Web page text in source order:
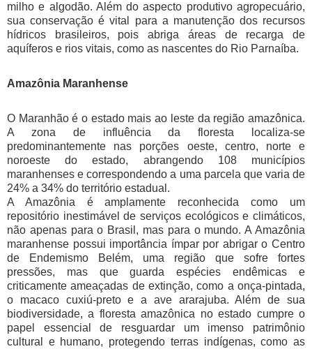
milho e algodão. Além do aspecto produtivo agropecuário,
sua conservação é vital para a manutenção dos recursos
hídricos brasileiros, pois abriga áreas de recarga de
aquíferos e rios vitais, como as nascentes do Rio Parnaíba.
Amazônia Maranhense
O Maranhão é o estado mais ao leste da região amazônica.
A zona de influência da floresta localiza-se
predominantemente nas porções oeste, centro, norte e
noroeste do estado, abrangendo 108 municípios
maranhenses e correspondendo a uma parcela que varia de
24% a 34% do território estadual.
A Amazônia é amplamente reconhecida como um
repositório inestimável de serviços ecológicos e climáticos,
não apenas para o Brasil, mas para o mundo. A Amazônia
maranhense possui importância ímpar por abrigar o Centro
de Endemismo Belém, uma região que sofre fortes
pressões, mas que guarda espécies endêmicas e
criticamente ameaçadas de extinção, como a onça-pintada,
o macaco cuxiú-preto e a ave ararajuba. Além de sua
biodiversidade, a floresta amazônica no estado cumpre o
papel essencial de resguardar um imenso patrimônio
cultural e humano, protegendo terras indígenas, como as